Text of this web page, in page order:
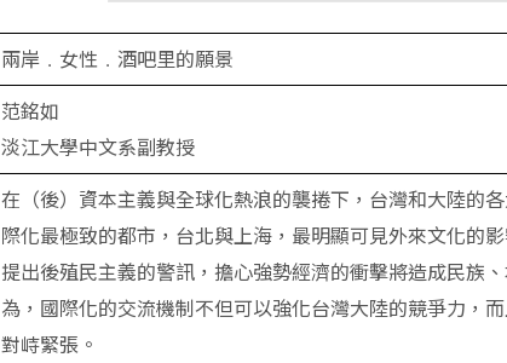
兩岸﹒女性﹒酒吧里的願景
范銘如
淡江大學中文系副教授
在（後）資本主義與全球化熱浪的襲捲下，台灣和大陸的
際化最極致的都市，台北與上海，最明顯可見外來文化的
提出後殖民主義的警訊，擔心強勢經濟的衝擊將造成民族
為，國際化的交流機制不但可以強化台灣大陸的競爭力，
對峙緊張。